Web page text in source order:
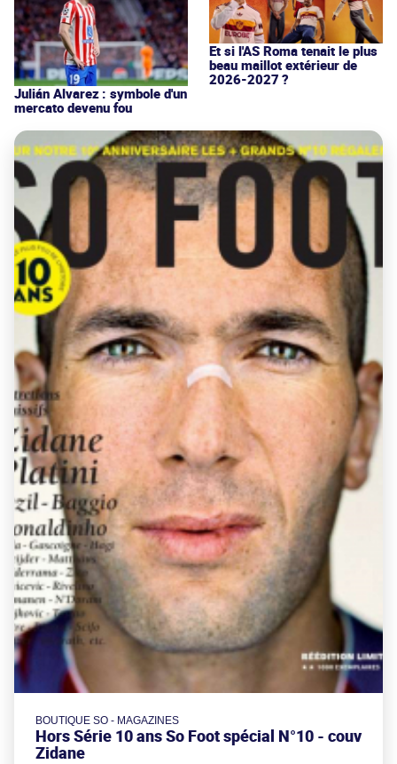
Julián Alvarez : symbole d'un
mercato devenu fou
Et si l'AS Roma tenait le plus
beau maillot extérieur de
2026-2027 ?
BOUTIQUE SO - MAGAZINES
Hors Série 10 ans So Foot spécial N°10 - couv
Zidane